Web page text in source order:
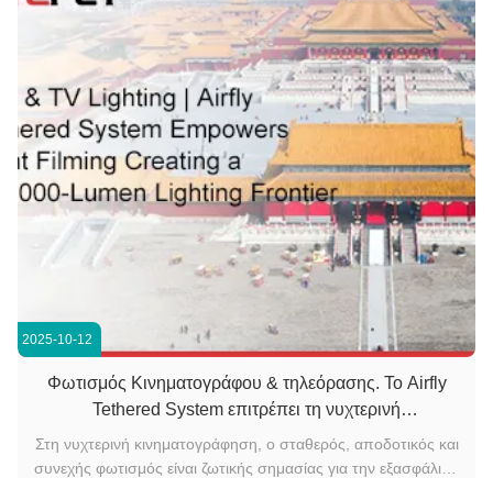
2025-10-12
Φωτισμός Κινηματογράφου & τηλεόρασης. Το Airfly
Tethered System επιτρέπει τη νυχτερινή
κινηματογράφηση δημιουργώντας ένα σύνορο
φωτισμού 300.000 φωτεινών.
Στη νυχτερινή κινηματογράφηση, ο σταθερός, αποδοτικός και
συνεχής φωτισμός είναι ζωτικής σημασίας για την εξασφάλιση